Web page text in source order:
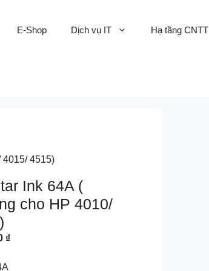
E-Shop Dịch vụ IT Hạ tầng CNTT
4015/ 4515)
Ink 64A (
cho HP 4010/
₫Current